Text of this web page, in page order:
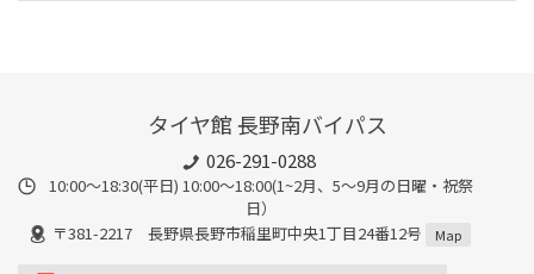
タイヤ館 長野南バイパス
026-291-0288
10:00～18:30(平日) 10:00～18:00(1~2月、5～9月の日曜・祝祭
日）
〒381-2217 長野県長野市稲里町中央1丁目24番12号
Map